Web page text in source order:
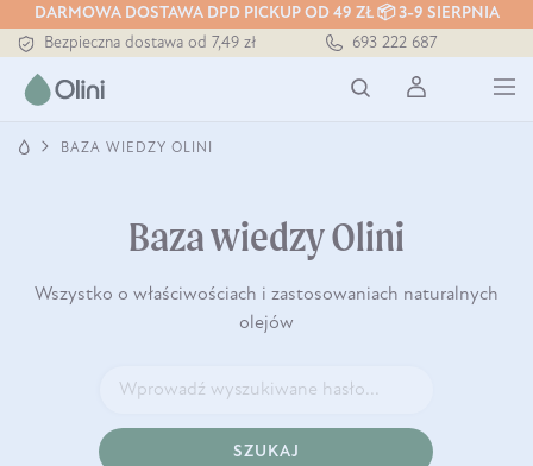
DARMOWA DOSTAWA DPD PICKUP OD 49 ZŁ 📦 3-9 SIERPNIA
Bezpieczna dostawa od 7,49 zł
Darmowa dostawa od 199 zł
693 222 687
BAZA WIEDZY OLINI
Baza wiedzy Olini
Wszystko o właściwościach i zastosowaniach naturalnych
olejów
SZUKAJ